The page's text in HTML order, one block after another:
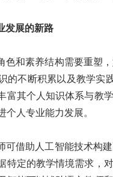
发展的新路
色和素养结构需要重塑
的不断积累以及教学实
富其个人知识体系与教
个人专业能力发展。
可借助人工智能技术构
特定的教学情境需求，